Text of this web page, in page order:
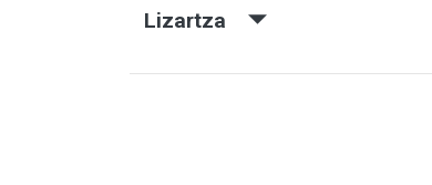
Lizartza